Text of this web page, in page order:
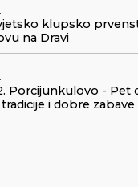
klupsko
na Dravi
Porcijunkulovo - Pet
i dobre zabave